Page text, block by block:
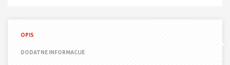
OPIS
DODATNE INFORMACIJE